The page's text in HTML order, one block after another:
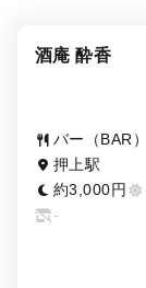
酒庵 酔香
バー（BAR）
押上駅
約3,000円
-